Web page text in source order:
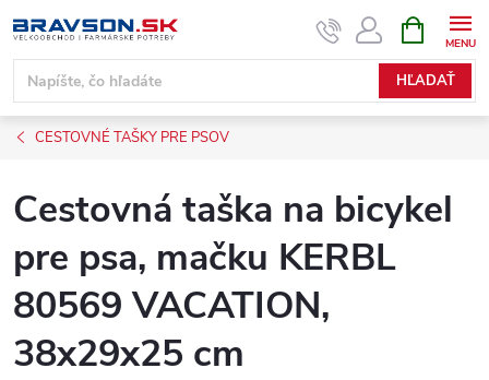
na
obsah
HĽADAŤ
KOŠÍK
CESTOVNÉ TAŠKY PRE PSOV
Cestovná taška na bicykel
pre psa, mačku KERBL
80569 VACATION,
38x29x25 cm